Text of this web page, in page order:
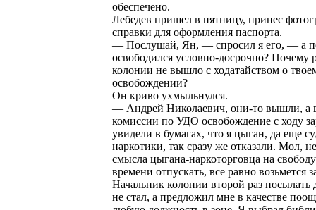
обеспечено.
Лебедев пришел в пятницу, принес
справки для оформления паспорта.
— Послушай, Ян, — спросил я его, — а
освободился условно-досрочно? Почему
колонии не вышло с ходатайством о
освобождении?
Он криво ухмыльнулся.
— Андрей Николаевич, они-то вышли, а
комиссии по УДО освобождение с ходу
увидели в бумагах, что я цыган, да еще
наркотики, так сразу же отказали. Мол,
смысла цыгана-наркоторговца на
времени отпускать, все равно возьмется
Начальник колонии второй раз посылать
не стал, а предложил мне в качестве